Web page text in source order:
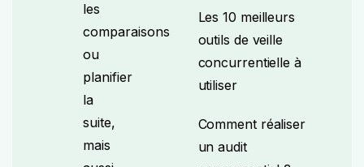
les
comparaisons
ou
planifier
la
suite,
mais
Les 10 meilleurs
outils de veille
concurrentielle à
utiliser
Comment réaliser
un audit